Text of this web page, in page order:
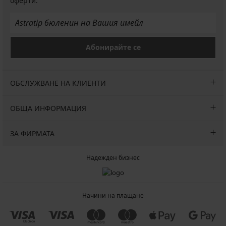
Абонирайте се
ОБСЛУЖВАНЕ НА КЛИЕНТИ
ОБЩА ИНФОРМАЦИЯ
ЗА ФИРМАТА
Надежден бизнес
Начини на плащане